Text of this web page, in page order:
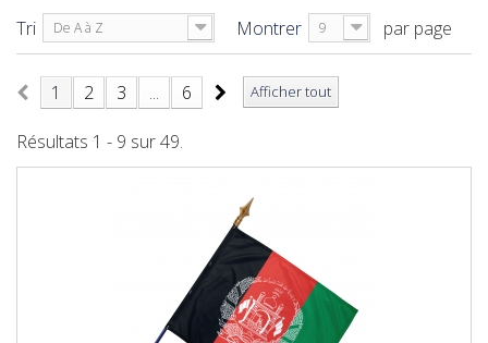
Tri De A à Z Montrer 9 par page
Afficher tout
1 2 3 ... 6
Résultats 1 - 9 sur 49.